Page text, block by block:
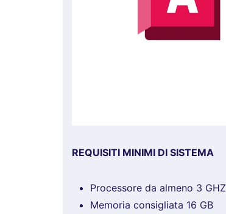
REQUISITI MINIMI DI SISTEMA
Processore da almeno 3 GHZ
Memoria consigliata 16 GB